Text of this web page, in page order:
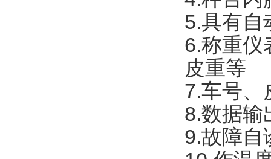
5.具有自
6.称重仪
皮重等
7.车号、
8.数据输
9.故障自